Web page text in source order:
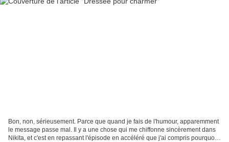
Bon, non, sérieusement. Parce que quand je fais de l'humour, apparemment
le message passe mal. Il y a une chose qui me chiffonne sincèrement dans
Nikita, et c'est en repassant l'épisode en accéléré que j'ai compris pourquoi.